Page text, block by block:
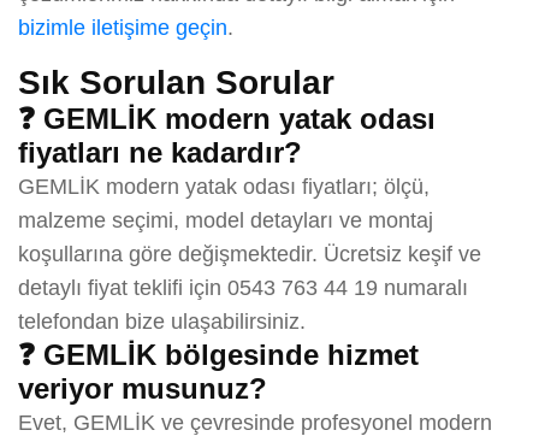
bizimle iletişime geçin.
Sık Sorulan Sorular
❓ GEMLİK modern yatak odası
fiyatları ne kadardır?
GEMLİK modern yatak odası fiyatları; ölçü,
malzeme seçimi, model detayları ve montaj
koşullarına göre değişmektedir. Ücretsiz keşif ve
detaylı fiyat teklifi için 0543 763 44 19 numaralı
telefondan bize ulaşabilirsiniz.
❓ GEMLİK bölgesinde hizmet
veriyor musunuz?
Evet, GEMLİK ve çevresinde profesyonel modern